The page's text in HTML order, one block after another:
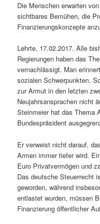
Die Menschen erwarten
sichtbares Bemühen, die
Finanzierungskonzepte
Lehrte, 17.02.2017. Alle
Regierungen haben das
vernachlässigt. Man
sozialen Schwerpunkten.
zur Armut in den letzten
Neujahrsansprachen nicht
Steinmeier hat das Thema
Bundespräsident
Er verweist nicht darauf,
Armen immer tiefer wird.
Euro Privatvermögen und
Das deutsche Steuerrecht
geworden, während
entlastet wurden, müssen
Finanzierung öffentlicher